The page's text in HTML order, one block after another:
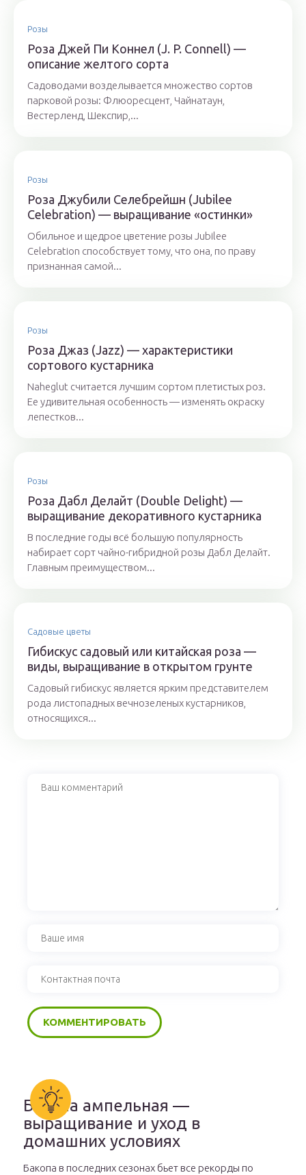
Розы
Роза Джей Пи Коннел (J. P. Connell) —
описание желтого сорта
Садоводами возделывается множество сортов
парковой розы: Флюоресцент, Чайнатаун,
Вестерленд, Шекспир,...
Розы
Роза Джубили Селебрейшн (Jubilee
Celebration) — выращивание «остинки»
Обильное и щедрое цветение розы Jubilee
Celebration способствует тому, что она, по праву
признанная самой...
Розы
Роза Джаз (Jazz) — характеристики
сортового кустарника
Naheglut считается лучшим сортом плетистых роз.
Ее удивительная особенность — изменять окраску
лепестков...
Розы
Роза Дабл Делайт (Double Delight) —
выращивание декоративного кустарника
В последние годы всё большую популярность
набирает сорт чайно-гибридной розы Дабл Делайт.
Главным преимуществом...
Садовые цветы
Гибискус садовый или китайская роза —
виды, выращивание в открытом грунте
Садовый гибискус является ярким представителем
рода листопадных вечнозеленых кустарников,
относящихся...
Бакопа ампельная —
выращивание и уход в
домашних условиях
Бакопа в последних сезонах бьет все рекорды по